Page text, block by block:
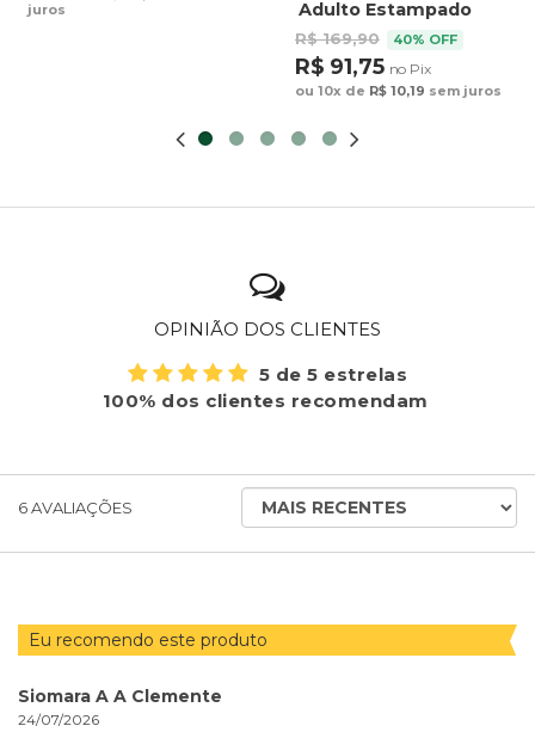
juros
Adulto Estampado
Preguiça Tucano
Fundo Marrom
R$ 169,90 40% OFF
R$ 91,75 no Pix
ou 10x de R$ 10,19 sem juros
OPINIÃO DOS CLIENTES
5 de 5 estrelas
100% dos clientes recomendam
6AVALIAÇÕES
ORDENAR
AVALIAÇÕES
Eu recomendo este produto
Siomara A A Clemente
24/07/2026